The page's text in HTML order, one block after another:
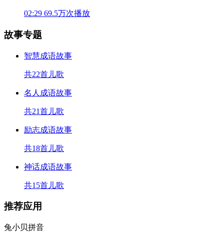
02:29 69.5万次播放
故事专题
智慧成语故事
共22首儿歌
名人成语故事
共21首儿歌
励志成语故事
共18首儿歌
神话成语故事
共15首儿歌
推荐应用
兔小贝拼音